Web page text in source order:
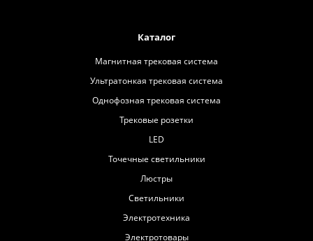
Каталог
Магнитная трековая система
Ультратонкая трековая система
Однофозная трековая система
Трековые розетки
LED
Точечные светильники
Люстры
Светильники
Электротехника
Электротовары